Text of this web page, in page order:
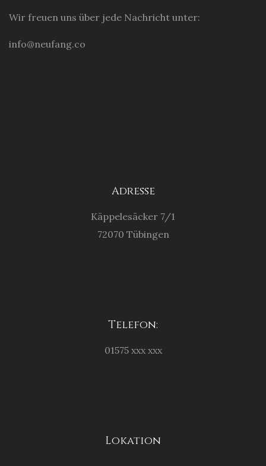
Wir freuen uns über jede Nachricht unter:
info@neufang.co
Adresse
Käppelesäcker 7/1
72070 Tübingen
Telefon:
01575 xxx xxx
Lokation